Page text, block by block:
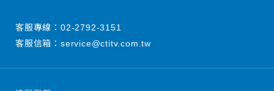
客服專線： 02-2792-3151
客服信箱： service@ctitv.com.tw